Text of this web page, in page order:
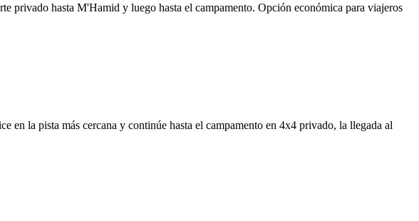
privado hasta M'Hamid y luego hasta el campamento. Opción económica para viajeros
la pista más cercana y continúe hasta el campamento en 4x4 privado, la llegada al